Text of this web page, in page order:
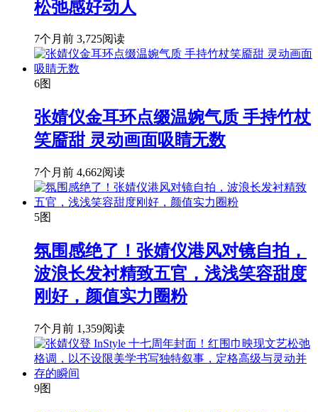
松弛感好动人
7个月前 3,725阅读
6图
张婧仪金耳环点缀温婉气质 手持竹杖
笑靥甜 灵动画面吸睛无数
7个月前 4,662阅读
5图
氛围感绝了！张婧仪港风对镜自拍，
波浪长发衬精致五官，浅浅笑容甜度
刚好，颜值实力圈粉
7个月前 1,359阅读
9图